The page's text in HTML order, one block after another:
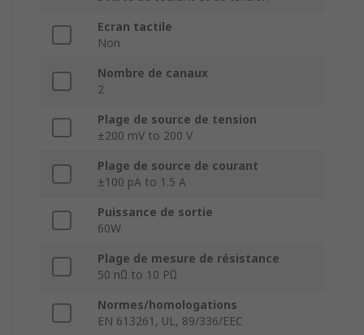
Ecran tactile
Non
Nombre de canaux
2
Plage de source de tension
±200 mV to 200 V
Plage de source de courant
±100 pA to 1.5 A
Puissance de sortie
60W
Plage de mesure de résistance
50 nΩ to 10 PΩ
Normes/homologations
EN 613261, UL, 89/336/EEC